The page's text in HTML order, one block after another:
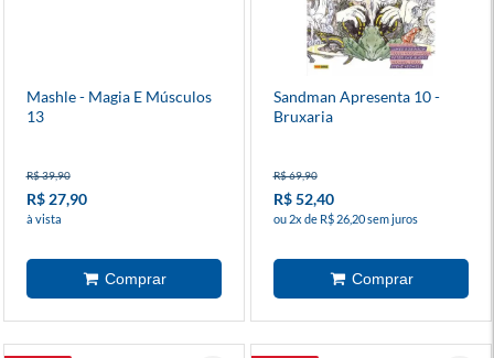
Mashle - Magia E Músculos
13
R$ 39,90
R$ 27,90
à vista
Sandman Apresenta 10 -
Bruxaria
R$ 69,90
R$ 52,40
ou 2x de R$ 26,20 sem juros